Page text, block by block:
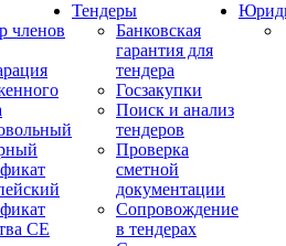
членов
СЕ
Тендеры
Банковская
гарантия для
тендера
Госзакупки
Поиск и анализ
тендеров
Проверка
сметной
документации
Сопровождение
в тендерах